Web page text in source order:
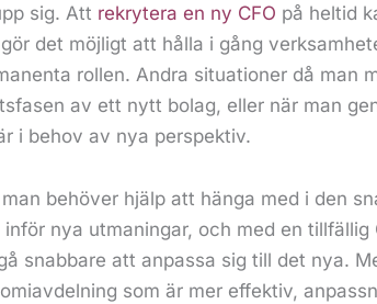
sig. Att rekrytera en ny CFO på heltid
det möjligt att hålla i gång
rollen. Andra situationer då man
av ett nytt bolag, eller när man
i behov av nya perspektiv.
behöver hjälp att hänga med i den
nya utmaningar, och med en tillfällig
snabbare att anpassa sig till det nya.
som är mer effektiv,